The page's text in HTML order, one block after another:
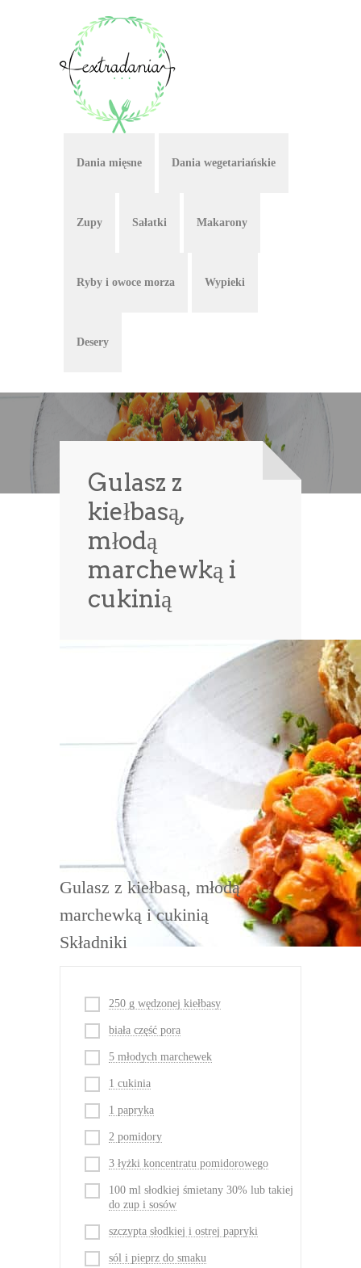
Dania mięsne Dania wegetariańskie
Zupy Sałatki Makarony
Ryby i owoce morza Wypieki
Desery
Gulasz z
kiełbasą,
młodą
marchewką i
cukinią
DRUKUJ
Gulasz z kiełbasą, młodą
marchewką i cukinią
Składniki
250 g wędzonej kiełbasy
biała część pora
5 młodych marchewek
1 cukinia
1 papryka
2 pomidory
3 łyżki koncentratu pomidorowego
100 ml słodkiej śmietany 30% lub takiej
do zup i sosów
szczypta słodkiej i ostrej papryki
sól i pieprz do smaku